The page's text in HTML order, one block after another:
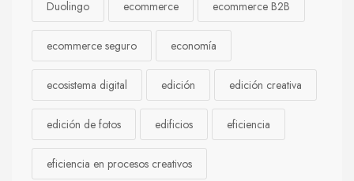
Duolingo ecommerce ecommerce B2B
ecommerce seguro economía
ecosistema digital edición edición creativa
edición de fotos edificios eficiencia
eficiencia en procesos creativos